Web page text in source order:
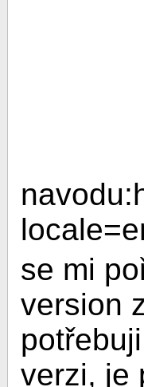
se mi
version
verzi, je